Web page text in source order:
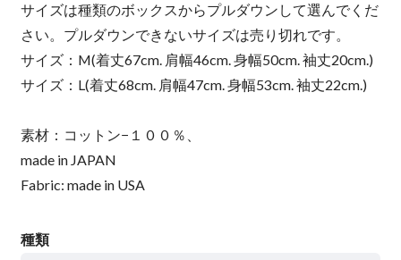
サイズは種類のボックスからプルダウンして選んでくだ
さい。プルダウンできないサイズは売り切れです。
サイズ：M(着丈67cm. 肩幅46cm. 身幅50cm. 袖丈20cm.)
サイズ：L(着丈68cm. 肩幅47cm. 身幅53cm. 袖丈22cm.)
素材：コットン−１００％、
made in JAPAN
Fabric: made in USA
種類